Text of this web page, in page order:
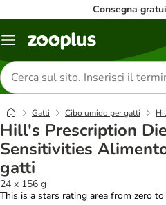
Consegna
Overview
Cerca
prodotti
Gatti Cibo umido per gatti
Hill's Prescription
Sensitivities
gatti
24 x 156 g
This is a stars rating area from zero